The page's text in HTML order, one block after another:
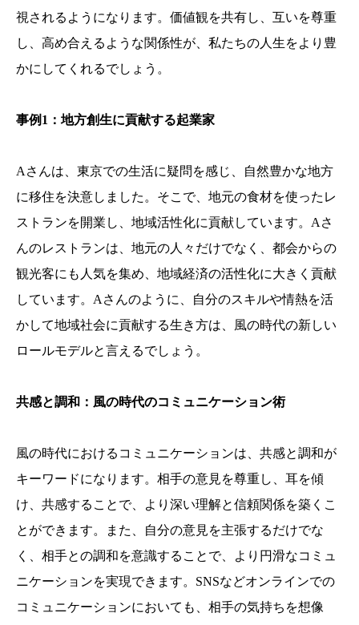
視されるようになります。価値観を共有し、互いを尊重
し、高め合えるような関係性が、私たちの人生をより豊
かにしてくれるでしょう。
事例1：地方創生に貢献する起業家
Aさんは、東京での生活に疑問を感じ、自然豊かな地方
に移住を決意しました。そこで、地元の食材を使ったレ
ストランを開業し、地域活性化に貢献しています。Aさ
んのレストランは、地元の人々だけでなく、都会からの
観光客にも人気を集め、地域経済の活性化に大きく貢献
しています。Aさんのように、自分のスキルや情熱を活
かして地域社会に貢献する生き方は、風の時代の新しい
ロールモデルと言えるでしょう。
共感と調和：風の時代のコミュニケーション術
風の時代におけるコミュニケーションは、共感と調和が
キーワードになります。相手の意見を尊重し、耳を傾
け、共感することで、より深い理解と信頼関係を築くこ
とができます。また、自分の意見を主張するだけでな
く、相手との調和を意識することで、より円滑なコミュ
ニケーションを実現できます。SNSなどオンラインでの
コミュニケーションにおいても、相手の気持ちを想像